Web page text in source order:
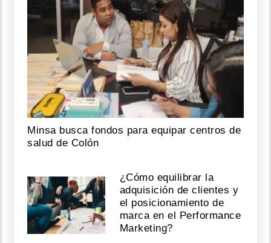
Minsa busca fondos para equipar centros de
salud de Colón
¿Cómo equilibrar la
adquisición de clientes y
el posicionamiento de
marca en el Performance
Marketing?